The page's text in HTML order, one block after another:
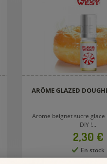
ARÔME GLAZED
Arome beignet sucre glace
DIY !...
Prix
2,30 €
En stock